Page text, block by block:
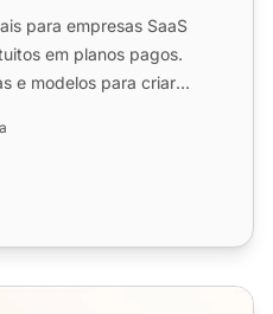
para empresas SaaS
em planos pagos.
e modelos para criar